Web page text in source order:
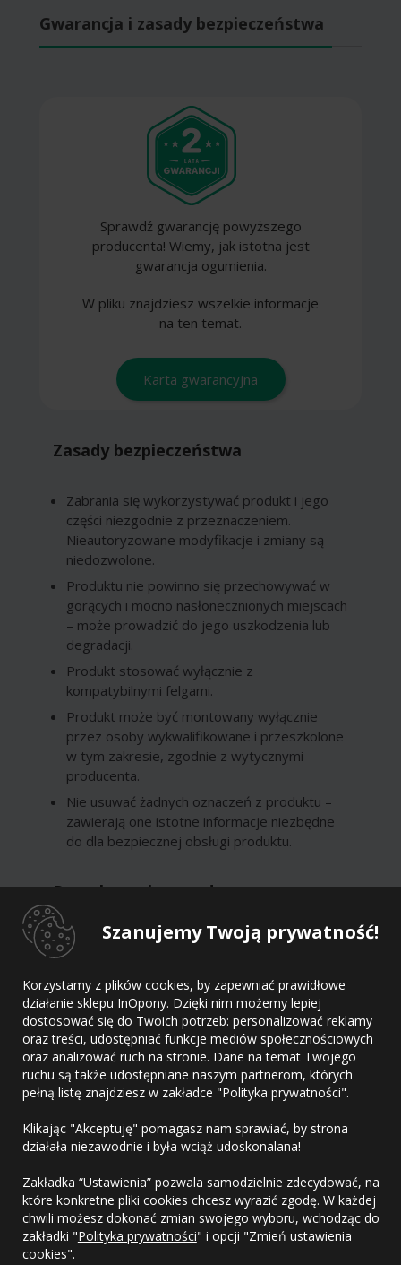
Szanujemy Twoją prywatność!
Korzystamy z plików cookies, by zapewniać prawidłowe
działanie sklepu InOpony. Dzięki nim możemy lepiej
dostosować się do Twoich potrzeb: personalizować reklamy
oraz treści, udostępniać funkcje mediów społecznościowych
oraz analizować ruch na stronie. Dane na temat Twojego
ruchu są także udostępniane naszym partnerom, których
pełną listę znajdziesz w zakładce "Polityka prywatności".
Klikając "Akceptuję" pomagasz nam sprawiać, by strona
działała niezawodnie i była wciąż udoskonalana!
Zakładka “Ustawienia” pozwala samodzielnie zdecydować, na
które konkretne pliki cookies chcesz wyrazić zgodę. W każdej
chwili możesz dokonać zmian swojego wyboru, wchodząc do
zakładki "Polityka prywatności" i opcji "Zmień ustawienia
cookies".
Gwarancja i zasady bezpieczeństwa
Sprawdź gwarancję powyższego
producenta! Wiemy, jak istotna jest
gwarancja ogumienia.
W pliku znajdziesz wszelkie informacje
na ten temat.
Karta gwarancyjna
Zasady bezpieczeństwa
Zabrania się wykorzystywać produkt i jego
części niezgodnie z przeznaczeniem.
Nieautoryzowane modyfikacje i zmiany są
niedozwolone.
Produktu nie powinno się przechowywać w
gorących i mocno nasłonecznionych miejscach
– może prowadzić do jego uszkodzenia lub
degradacji.
Produkt stosować wyłącznie z
kompatybilnymi felgami.
Produkt może być montowany wyłącznie
przez osoby wykwalifikowane i przeszkolone
w tym zakresie, zgodnie z wytycznymi
producenta.
Nie usuwać żadnych oznaczeń z produktu –
zawierają one istotne informacje niezbędne
do dla bezpiecznej obsługi produktu.
Dane kontaktowe dostawcy
Dostawca
Adres
E-mail
Telefon
Regulamin
Polityka prywatności